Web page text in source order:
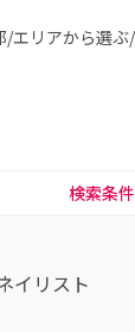
/エリアから選
検索条件
イリスト